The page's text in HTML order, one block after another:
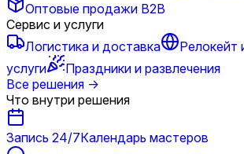
Оптовые продажи B2B
Сервис и услуги
Логистика и доставка
Релокейт
услуги
Праздники и развлечения
Все решения →
Что внутри решения
Запись 24/7Календарь мастеров